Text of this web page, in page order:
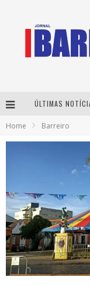
ÚLTIMAS
Home Barreiro